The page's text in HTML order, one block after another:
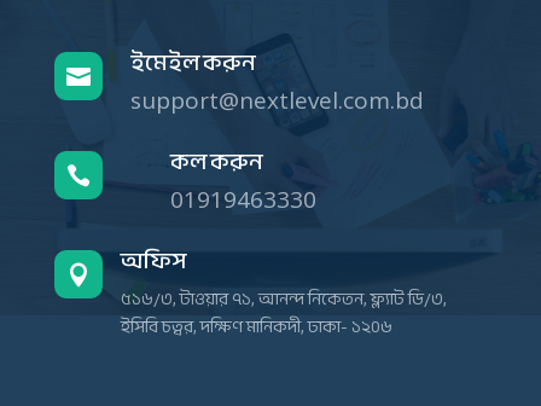
 ইমেইল করুন
support@nextlevel.com.bd
 কল করুন
01919463330
 অফিস
৫১৬/৩, টাওয়ার ৭১, আনন্দ নিকেতন, ফ্ল্যাট ডি/৩,
ইসিবি চত্বর, দক্ষিণ মানিকদী, ঢাকা- ১২০৬